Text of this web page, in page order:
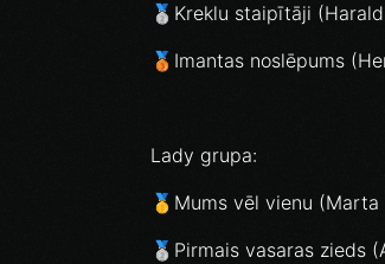
🥈Kreklu staipītāji
🥉Imantas noslēpums
Lady grupa:
🥇Mums vēl vienu (Marta
🥈Pirmais vasaras zieds